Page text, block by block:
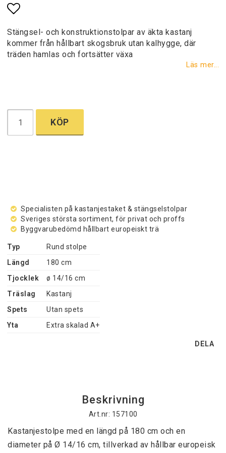
Lägg till i favoritlistan
Stängsel- och konstruktionstolpar av äkta kastanj
kommer från hållbart skogsbruk utan kalhygge, där
träden hamlas och fortsätter växa
Läs mer...
KÖP
Specialisten på kastanjestaket & stängselstolpar
Sveriges största sortiment, för privat och proffs
Byggvarubedömd hållbart europeiskt trä
Typ
Rund stolpe
Längd
180 cm
Tjocklek
ø 14/16 cm
Träslag
Kastanj
Spets
Utan spets
Yta
Extra skalad A+
DELA
Beskrivning
Art.nr: 157100
Kastanjestolpe med en längd på 180 cm och en
diameter på Ø 14/16 cm, tillverkad av hållbar europeisk